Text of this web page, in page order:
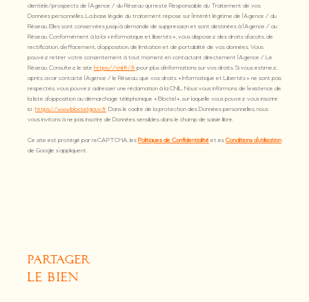
clientèle/prospects de l'Agence / du Réseau qui reste Responsable du Traitement de vos
Données personnelles. La base légale du traitement repose sur l'intérêt légitime de l'Agence / du
Réseau. Elles sont conservées jusqu'à demande de suppression et sont destinées à l'Agence / au
Réseau. Conformément à la loi « informatique et libertés », vous disposez des droits d’accès, de
rectification, d’effacement, d’opposition, de limitation et de portabilité de vos données. Vous
pouvez retirer votre consentement à tout moment en contactant directement l’Agence / Le
Réseau. Consultez le site https://cnil.fr/frpour plus d’informations sur vos droits. Si vous estimez,
après avoir contacté l'Agence / le Réseau, que vos droits « Informatique et Libertés » ne sont pas
respectés, vous pouvez adresser une réclamation à la CNIL. Nous vous informons de l’existence de
la liste d'opposition au démarchage téléphonique « Bloctel », sur laquelle vous pouvez vous inscrire
ici :https://www.bloctel.gouv.fr. Dans le cadre de la protection des Données personnelles, nous
vous invitons à ne pas inscrire de Données sensibles dans le champ de saisie libre.
Ce site est protégé par reCAPTCHA, lesPolitiques de Confidentialitéet esConditions d'utilisation
de Google s'appliquent.
partager
le bien